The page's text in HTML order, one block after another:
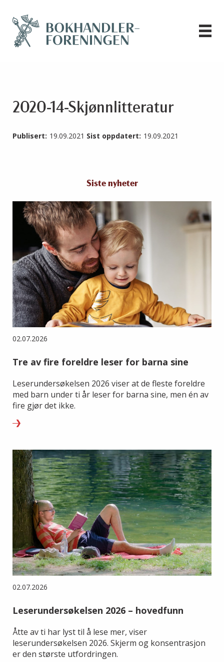
2020-14-Skjønnlitteratur
Publisert: 19.09.2021 Sist oppdatert: 19.09.2021
Siste nyheter
02.07.2026
Tre av fire foreldre leser for barna sine
Leserundersøkelsen 2026 viser at de fleste foreldre
med barn under ti år leser for barna sine, men én av
fire gjør det ikke.
02.07.2026
Leserundersøkelsen 2026 – hovedfunn
Åtte av ti har lyst til å lese mer, viser
leserundersøkelsen 2026. Skjerm og konsentrasjon
er den største utfordringen.